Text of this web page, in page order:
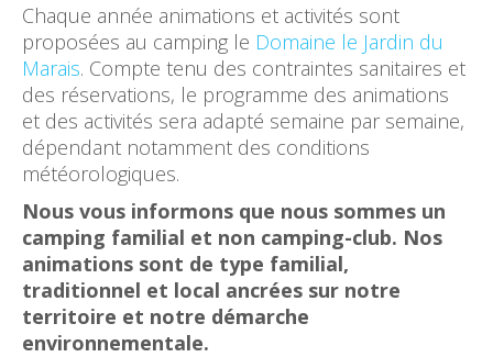
Chaque année animations et activités sont
proposées au camping le Domaine le Jardin du
Marais. Compte tenu des contraintes sanitaires et
des réservations, le programme des animations
et des activités sera adapté semaine par semaine,
dépendant notamment des conditions
météorologiques.
Nous vous informons que nous sommes un
camping familial et non camping-club. Nos
animations sont de type familial,
traditionnel et local ancrées sur notre
territoire et notre démarche
environnementale.